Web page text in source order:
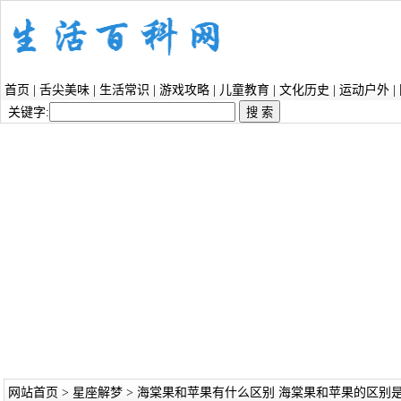
首页 舌尖美味 生活常识 游戏攻略 儿童教育 文化历史 运动户外
关键字:
网站首页 > 星座解梦> 海棠果和苹果有什么区别 海棠果和苹果的区别